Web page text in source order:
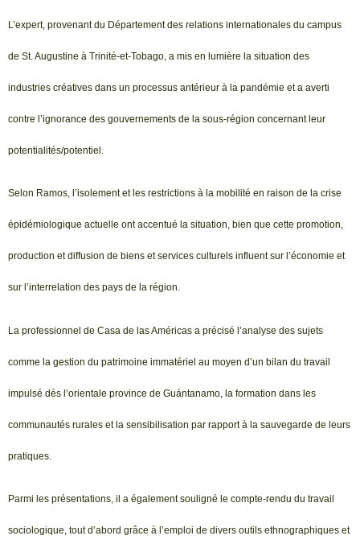
L’expert, provenant du Département des relations internationales du campus
de St. Augustine à Trinité-et-Tobago, a mis en lumière la situation des
industries créatives dans un processus antérieur à la pandémie et a averti
contre l’ignorance des gouvernements de la sous-région concernant leur
potentialités/potentiel.
Selon Ramos, l’isolement et les restrictions à la mobilité en raison de la crise
épidémiologique actuelle ont accentué la situation, bien que cette promotion,
production et diffusion de biens et services culturels influent sur l’économie et
sur l’interrelation des pays de la région.
La professionnel de Casa de las Américas a précisé l’analyse des sujets
comme la gestion du patrimoine immatériel au moyen d’un bilan du travail
impulsé dès l’orientale province de Guántanamo, la formation dans les
communautés rurales et la sensibilisation par rapport à la sauvegarde de leurs
pratiques.
Parmi les présentations, il a également souligné le compte-rendu du travail
sociologique, tout d’abord grâce à l’emploi de divers outils ethnographiques et